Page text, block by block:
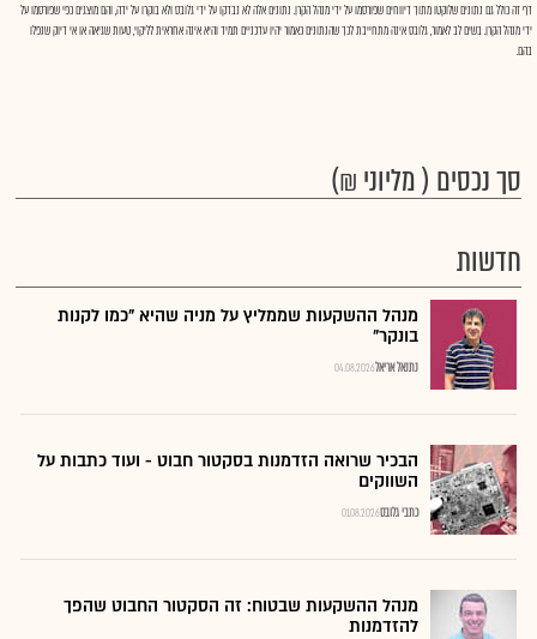
דף זה כולל גם נתונים שלוקטו מתוך דיווחים שפורסמו על ידי מנהל הקרן. נתונים אלה לא נבדקו על ידי גלובס ולא בוקרו על ידה, והם מוצגים כפי שפורסמו על
ידי מנהל הקרן. בשים לב לאמור, גלובס אינה מתחייבת לכך שהנתונים כאמור יהיו עדכניים תמיד והיא אינה אחראית לליקוי, טעות שגיאה או אי דיוק שנפלו
בהם.
סך נכסים ( מליוני ₪)
חדשות
מנהל ההשקעות שממליץ על מניה שהיא "כמו לקנות
בונקר"
04.08.2026נתנאל אריאל
הבכיר שרואה הזדמנות בסקטור חבוט - ועוד כתבות על
השווקים
01.08.2026כתבי גלובס
מנהל ההשקעות שבטוח: זה הסקטור החבוט שהפך
להזדמנות